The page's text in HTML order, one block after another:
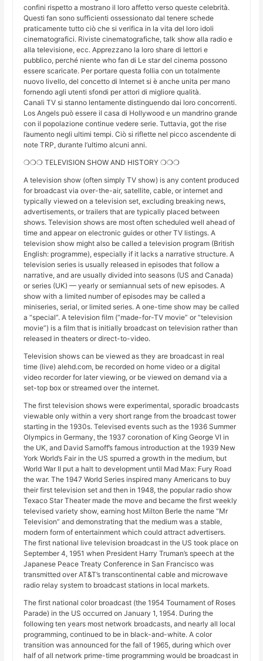
confini rispetto a mostrano il loro affetto verso queste celebrità.
Questi fan sono sufficienti ossessionato dal tenere schede
praticamente tutto ciò che si verifica in la vita del loro idoli
cinematografici. Riviste cinematografiche, talk show alla radio e
alla televisione, ecc. Apprezzano la loro share di lettori e
pubblico, perché niente who fan di Le star del cinema possono
essere scaricate. Per portare questa follia con un totalmente
nuovo livello, del concetto di Internet si è anche unita per mano
fornendo agli utenti sfondi per attori di migliore qualità.
Canali TV si stanno lentamente distinguendo dai loro concorrenti.
Los Angels può essere il casa di Hollywood e un mandrino grande
con il popolazione continue vedere serie. Tuttavia, got the rise
l’aumento negli ultimi tempi. Ciò si riflette nel picco ascendente di
note TRP, durante l’ultimo alcuni anni.
❍❍❍ TELEVISION SHOW AND HISTORY ❍❍❍
A television show (often simply TV show) is any content produced
for broadcast via over-the-air, satellite, cable, or internet and
typically viewed on a television set, excluding breaking news,
advertisements, or trailers that are typically placed between
shows. Television shows are most often scheduled well ahead of
time and appear on electronic guides or other TV listings. A
television show might also be called a television program (British
English: programme), especially if it lacks a narrative structure. A
television series is usually released in episodes that follow a
narrative, and are usually divided into seasons (US and Canada)
or series (UK) — yearly or semiannual sets of new episodes. A
show with a limited number of episodes may be called a
miniseries, serial, or limited series. A one-time show may be called
a “special”. A television film (“made-for-TV movie” or “television
movie”) is a film that is initially broadcast on television rather than
released in theaters or direct-to-video.
Television shows can be viewed as they are broadcast in real
time (live) alehd.com, be recorded on home video or a digital
video recorder for later viewing, or be viewed on demand via a
set-top box or streamed over the internet.
The first television shows were experimental, sporadic broadcasts
viewable only within a very short range from the broadcast tower
starting in the 1930s. Televised events such as the 1936 Summer
Olympics in Germany, the 1937 coronation of King George VI in
the UK, and David Sarnoff’s famous introduction at the 1939 New
York World’s Fair in the US spurred a growth in the medium, but
World War II put a halt to development until Mad Max: Fury Road
the war. The 1947 World Series inspired many Americans to buy
their first television set and then in 1948, the popular radio show
Texaco Star Theater made the move and became the first weekly
televised variety show, earning host Milton Berle the name “Mr
Television” and demonstrating that the medium was a stable,
modern form of entertainment which could attract advertisers.
The first national live television broadcast in the US took place on
September 4, 1951 when President Harry Truman’s speech at the
Japanese Peace Treaty Conference in San Francisco was
transmitted over AT&T’s transcontinental cable and microwave
radio relay system to broadcast stations in local markets.
The first national color broadcast (the 1954 Tournament of Roses
Parade) in the US occurred on January 1, 1954. During the
following ten years most network broadcasts, and nearly all local
programming, continued to be in black-and-white. A color
transition was announced for the fall of 1965, during which over
half of all network prime-time programming would be broadcast in